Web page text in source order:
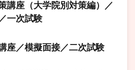
講座（大学院別対策編）／
一次試験
座／模擬面接／二次試験